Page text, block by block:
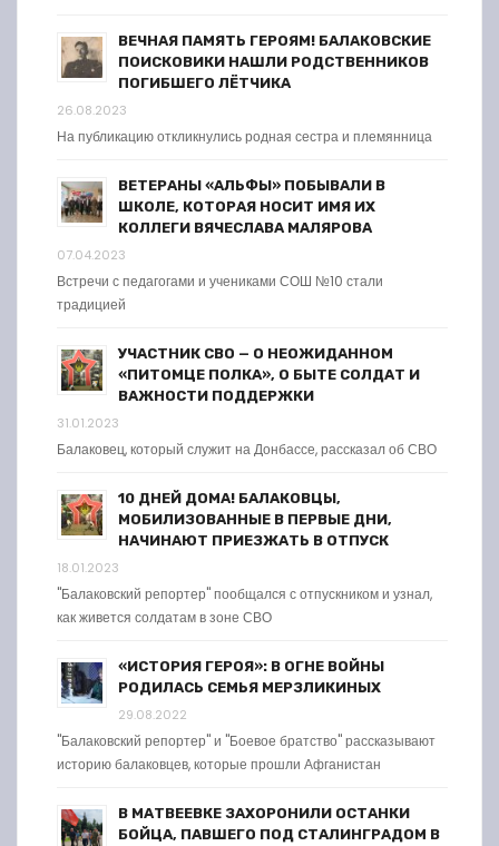
ВЕЧНАЯ ПАМЯТЬ ГЕРОЯМ! БАЛАКОВСКИЕ
ПОИСКОВИКИ НАШЛИ РОДСТВЕННИКОВ
ПОГИБШЕГО ЛЁТЧИКА
26.08.2023
На публикацию откликнулись родная сестра и племянница
ВЕТЕРАНЫ «АЛЬФЫ» ПОБЫВАЛИ В
ШКОЛЕ, КОТОРАЯ НОСИТ ИМЯ ИХ
КОЛЛЕГИ ВЯЧЕСЛАВА МАЛЯРОВА
07.04.2023
Встречи с педагогами и учениками СОШ №10 стали
традицией
УЧАСТНИК СВО — О НЕОЖИДАННОМ
«ПИТОМЦЕ ПОЛКА», О БЫТЕ СОЛДАТ И
ВАЖНОСТИ ПОДДЕРЖКИ
31.01.2023
Балаковец, который служит на Донбассе, рассказал об СВО
10 ДНЕЙ ДОМА! БАЛАКОВЦЫ,
МОБИЛИЗОВАННЫЕ В ПЕРВЫЕ ДНИ,
НАЧИНАЮТ ПРИЕЗЖАТЬ В ОТПУСК
18.01.2023
"Балаковский репортер" пообщался с отпускником и узнал,
как живется солдатам в зоне СВО
«ИСТОРИЯ ГЕРОЯ»: В ОГНЕ ВОЙНЫ
РОДИЛАСЬ СЕМЬЯ МЕРЗЛИКИНЫХ
29.08.2022
"Балаковский репортер" и "Боевое братство" рассказывают
историю балаковцев, которые прошли Афганистан
В МАТВЕЕВКЕ ЗАХОРОНИЛИ ОСТАНКИ
БОЙЦА, ПАВШЕГО ПОД СТАЛИНГРАДОМ В